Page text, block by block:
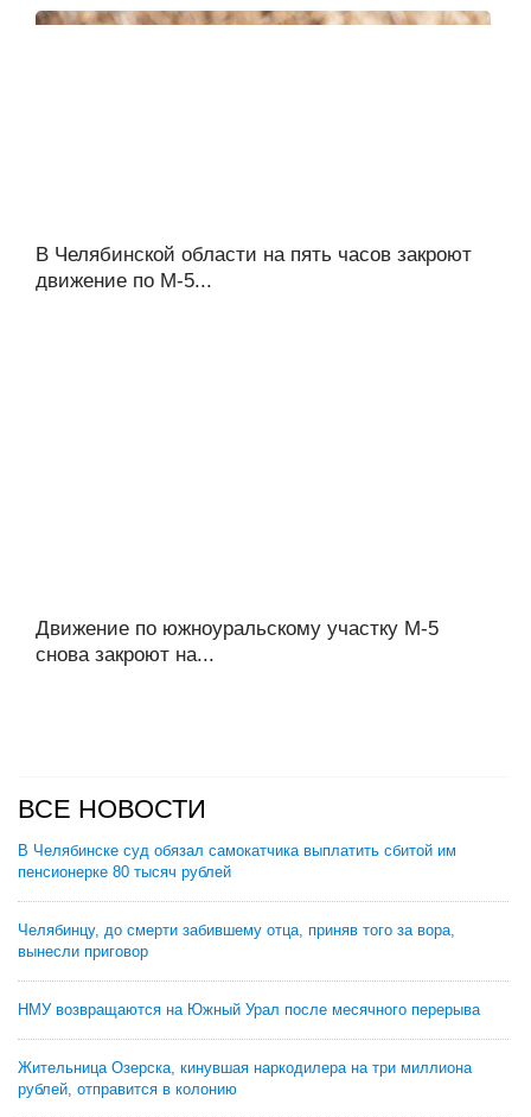
В Челябинской области на пять часов закроют
движение по М-5...
Движение по южноуральскому участку М-5
снова закроют на...
ВСЕ НОВОСТИ
В Челябинске суд обязал самокатчика выплатить сбитой им
пенсионерке 80 тысяч рублей
Челябинцу, до смерти забившему отца, приняв того за вора,
вынесли приговор
НМУ возвращаются на Южный Урал после месячного перерыва
Жительница Озерска, кинувшая наркодилера на три миллиона
рублей, отправится в колонию